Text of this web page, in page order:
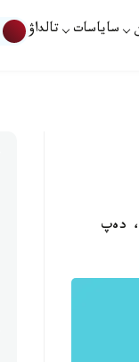
ساياسات تالداۋ
دەپ